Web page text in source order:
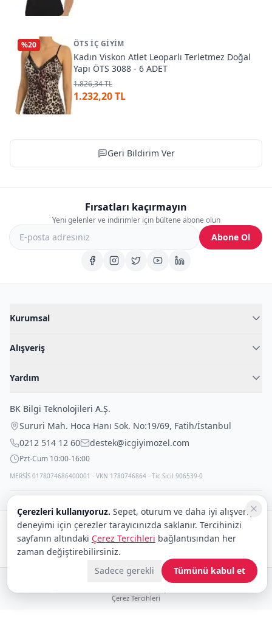
%20 ÖTS İÇ GIYIM
Kadın Viskon Atlet Leoparlı Terletmez Doğal
Yapı ÖTS 3088 - 6 ADET
1.826,34 TL
1.232,20 TL
Geri Bildirim Ver
Fırsatları kaçırmayın
Yeni gelenler ve indirimler için bültene abone olun
Abone Ol
Kurumsal
Blog
İç Giyim Rehberi
Alışveriş
Fantazi İç Giyim
Çocuk İç Giyim
Outlet Fırsatları
Yardım
İade Politikası
Gizli Paketleme
BK Bilgi Teknolojileri A.Ş.
Sururi Mah. Hoca Hanı Sok. No:19/69, Fatih/İstanbul
0212 514 12 60
destek@icgiyimozel.com
Pzt-Cum 10:00-16:00
MERSİS 0178074686400001 · VKN 1780746864 · Tic.Sicil 906539-0
Güvenli alışveriş:
Kargo:
© 2008–2026 BK Bilgi Teknolojileri ve Ticaret A.Ş.
Çerez Tercihleri
Çerezleri kullanıyoruz. Sepet, oturum ve daha iyi alışveriş
deneyimi için çerezler tarayıcınızda saklanır. Tercihinizi
sayfanın altındaki Çerez Tercihleri bağlantısından her
zaman değiştirebilirsiniz.
Sadece gerekli
Tümünü kabul et